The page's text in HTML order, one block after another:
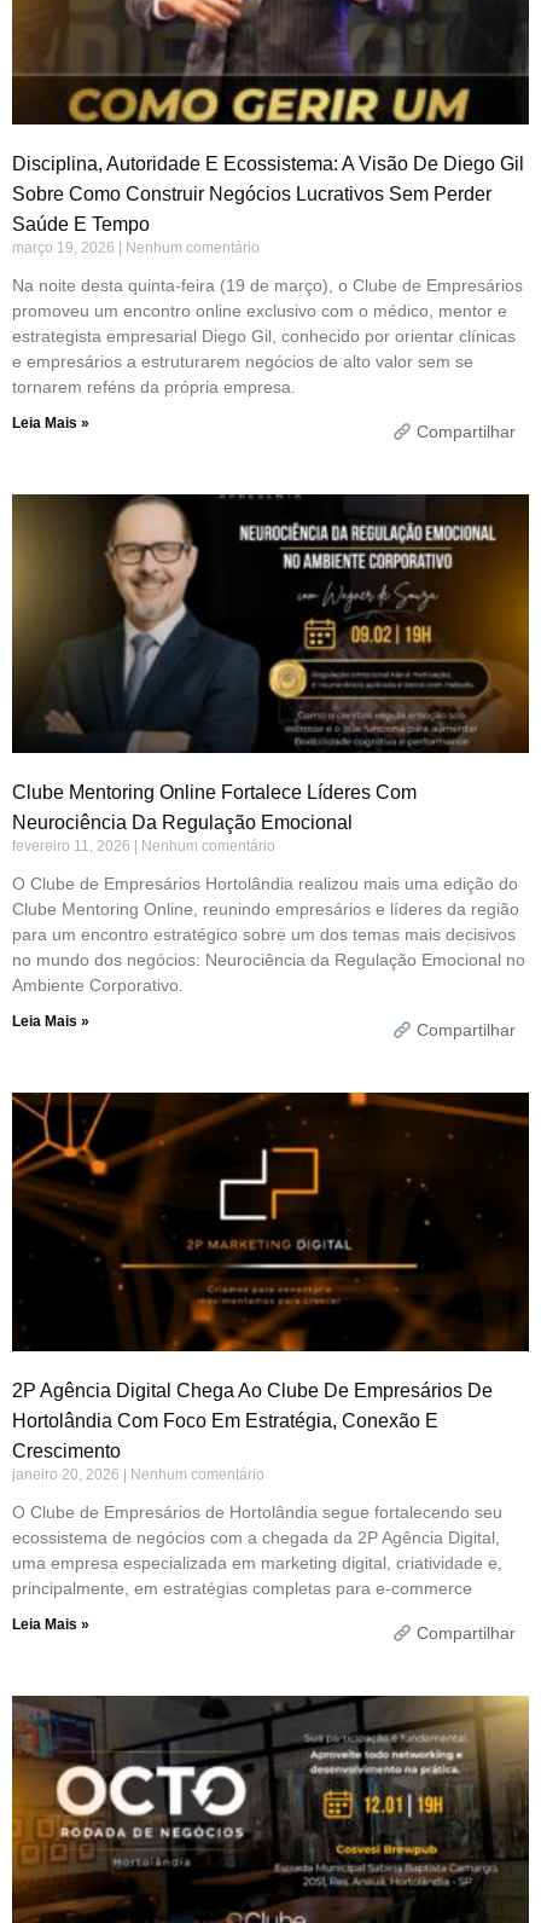
Disciplina, Autoridade E Ecossistema: A Visão De Diego Gil
Sobre Como Construir Negócios Lucrativos Sem Perder
Saúde E Tempo
março 19, 2026 Nenhum comentário
Na noite desta quinta-feira (19 de março), o Clube de Empresários
promoveu um encontro online exclusivo com o médico, mentor e
estrategista empresarial Diego Gil, conhecido por orientar clínicas
e empresários a estruturarem negócios de alto valor sem se
tornarem reféns da própria empresa.
Leia Mais » Compartilhar
Clube Mentoring Online Fortalece Líderes Com
Neurociência Da Regulação Emocional
fevereiro 11, 2026 Nenhum comentário
O Clube de Empresários Hortolândia realizou mais uma edição do
Clube Mentoring Online, reunindo empresários e líderes da região
para um encontro estratégico sobre um dos temas mais decisivos
no mundo dos negócios: Neurociência da Regulação Emocional no
Ambiente Corporativo.
Leia Mais » Compartilhar
2P Agência Digital Chega Ao Clube De Empresários De
Hortolândia Com Foco Em Estratégia, Conexão E
Crescimento
janeiro 20, 2026 Nenhum comentário
O Clube de Empresários de Hortolândia segue fortalecendo seu
ecossistema de negócios com a chegada da 2P Agência Digital,
uma empresa especializada em marketing digital, criatividade e,
principalmente, em estratégias completas para e-commerce
Leia Mais » Compartilhar